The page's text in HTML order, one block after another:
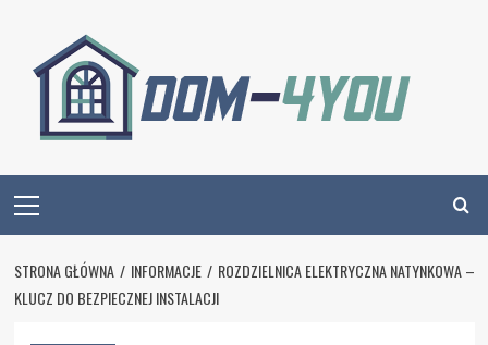
content
Menu
STRONA GŁÓWNA INFORMACJE
ROZDZIELNICA ELEKTRYCZNA NATYNKOWA –
KLUCZ DO BEZPIECZNEJ INSTALACJI